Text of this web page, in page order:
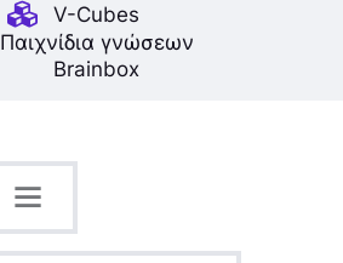
V-Cubes
Παιχνίδια γνώσεων
Brainbox